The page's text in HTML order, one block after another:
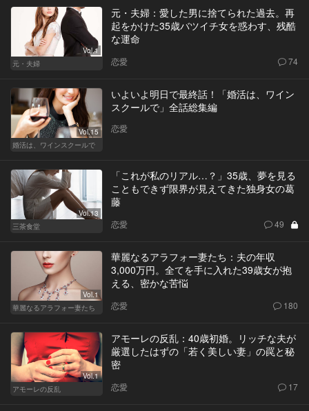
Vol.1
元・夫婦
元・夫婦：愛した男に捨てられた過去。再
起をかけた35歳バツイチ女を惑わす、残酷
な運命
恋愛 74
Vol.15
婚活は、ワインスクールで
いよいよ明日で最終話！「婚活は、ワイン
スクールで」全話総集編
恋愛
Vol.13
三茶食堂
「これが私のリアル…？」35歳、夢を見る
こともできず限界が見えてきた独身女の葛
藤
恋愛 49
Vol.1
華麗なるアラフォー妻たち
華麗なるアラフォー妻たち：夫の年収
3,000万円。全てを手に入れた39歳女が抱
える、密かな苦悩
恋愛 180
Vol.1
アモーレの反乱
アモーレの反乱：40歳初婚。リッチな夫が
厳選したはずの「若く美しい妻」の罠と秘
密
恋愛 17